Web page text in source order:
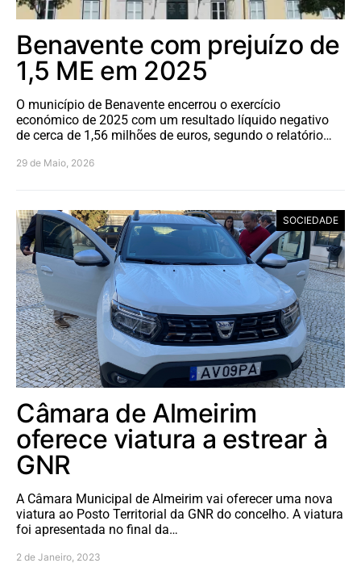
Benavente com prejuízo de
1,5 ME em 2025
O município de Benavente encerrou o exercício
económico de 2025 com um resultado líquido negativo
de cerca de 1,56 milhões de euros, segundo o relatório…
29 de Maio, 2026
SOCIEDADE
Câmara de Almeirim
oferece viatura a estrear à
GNR
A Câmara Municipal de Almeirim vai oferecer uma nova
viatura ao Posto Territorial da GNR do concelho. A viatura
foi apresentada no final da…
2 de Janeiro, 2023